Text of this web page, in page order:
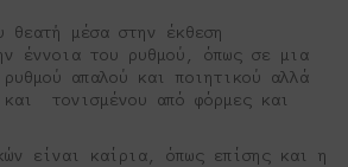
μέσα στην έκθεση
έννοια του ρυθμού, όπως σε μια
απαλού και ποιητικού αλλά
και τονισμένου από φόρμες και
είναι καίρια, όπως επίσης και η